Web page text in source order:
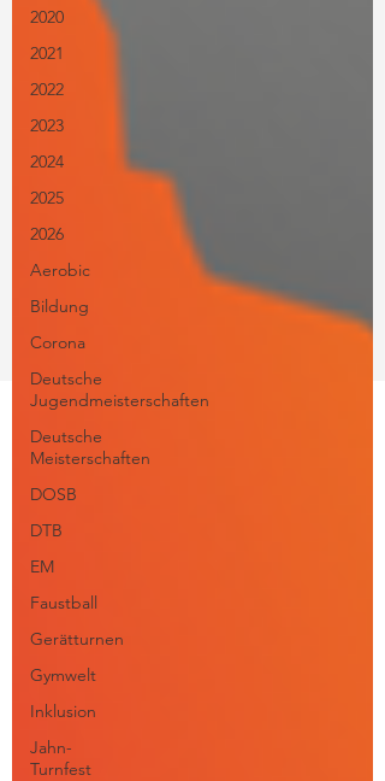
2020
2021
2022
2023
2024
2025
2026
Aerobic
Bildung
Corona
Deutsche
Jugendmeisterschaften
Deutsche
Meisterschaften
DOSB
DTB
EM
Faustball
Gerätturnen
Gymwelt
Inklusion
Jahn-
Turnfest